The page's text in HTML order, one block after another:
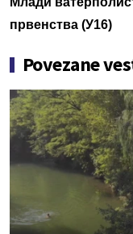
првенства (У16)
Povezane